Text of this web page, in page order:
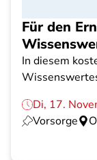
Für den
In diesem
Di, 17.
Vorsorge